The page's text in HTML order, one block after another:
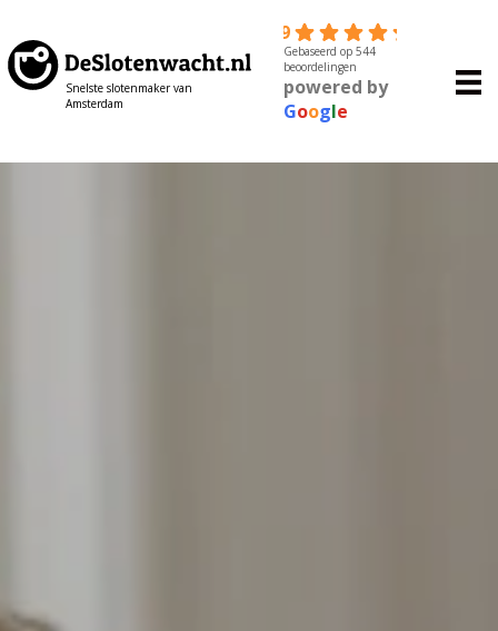
Snelste slotenmaker van
Amsterdam
4.9
Gebaseerd op 544
beoordelingen
powered by
Google